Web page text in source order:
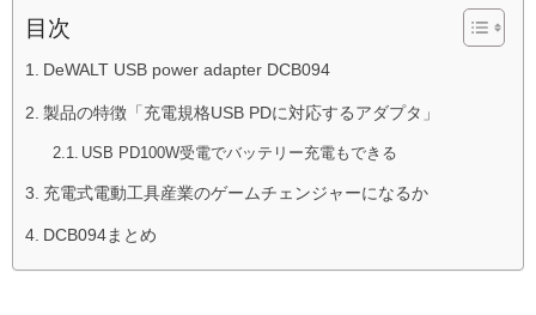
目次
DeWALT USB power adapter DCB094
製品の特徴「充電規格USB PDに対応するアダプタ」
USB PD100W受電でバッテリー充電もできる
充電式電動工具産業のゲームチェンジャーになるか
DCB094まとめ